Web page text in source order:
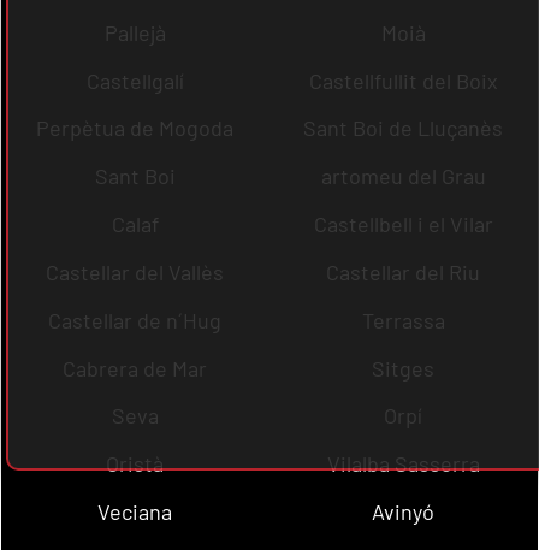
Pallejà
Moià
Castellgalí
Castellfullit del Boix
Perpètua de Mogoda
Sant Boi de Lluçanès
Sant Boi
artomeu del Grau
Calaf
Castellbell i el Vilar
Castellar del Vallès
Castellar del Riu
Castellar de n´Hug
Terrassa
Cabrera de Mar
Sitges
Seva
Orpí
Oristà
Vilalba Sasserra
Veciana
Avinyó